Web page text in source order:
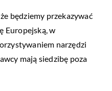
będziemy przekazywać
Europejską, w
narzędzi
mają siedzibę poza